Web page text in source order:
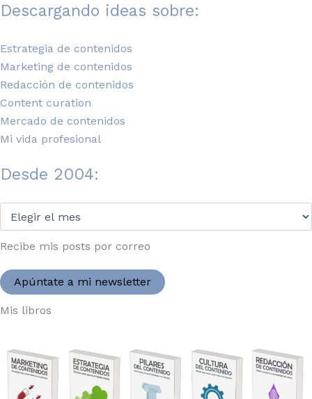
Descargando ideas sobre:
Estrategia de contenidos
Marketing de contenidos
Redacción de contenidos
Content curation
Mercado de contenidos
Mi vida profesional
Desde 2004:
2004:
Recibe mis posts por correo
Apúntate a mi newsletter
Mis libros